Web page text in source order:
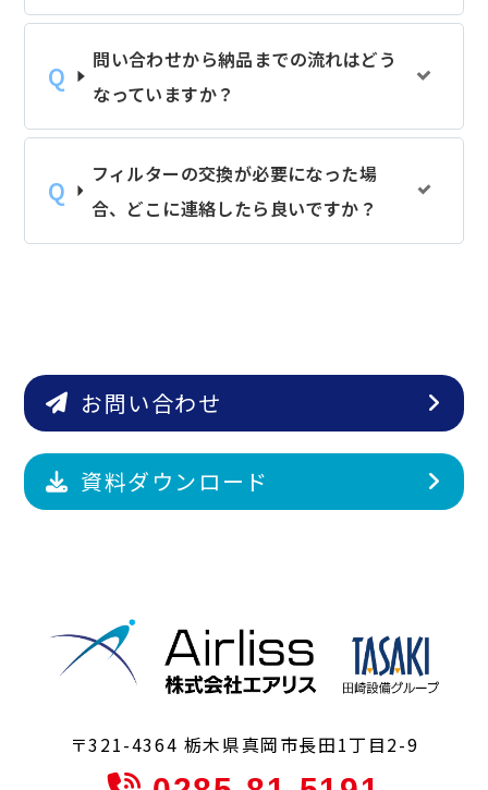
問い合わせから納品までの流れはどう
なっていますか？
フィルターの交換が必要になった場
合、どこに連絡したら良いですか？
お問い合わせ
資料ダウンロード
〒321-4364 栃木県真岡市長田1丁目2-9